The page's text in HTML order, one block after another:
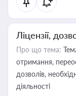
Ліцензії,
Про що тема:
отримання,
дозволів,
діяльності